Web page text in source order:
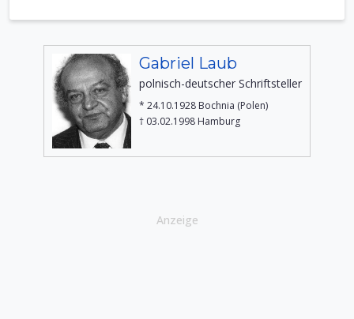
Gabriel Laub
polnisch-deutscher Schriftsteller
* 24.10.1928 Bochnia (Polen)
† 03.02.1998 Hamburg
Anzeige